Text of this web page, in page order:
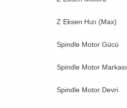
Z Eksen Hızı (Max)
Spindle Motor Gücü
Spindle Motor Markası
Spindle Motor Devri